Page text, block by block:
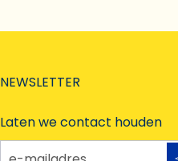
NEWSLETTER
Laten we contact houden
e-mailadres